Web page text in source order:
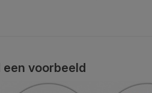
voorbeeld